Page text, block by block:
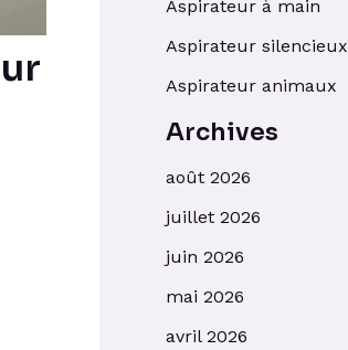
Aspirateur à main
Aspirateur silencieux
Aspirateur animaux
Archives
août 2026
juillet 2026
juin 2026
mai 2026
avril 2026